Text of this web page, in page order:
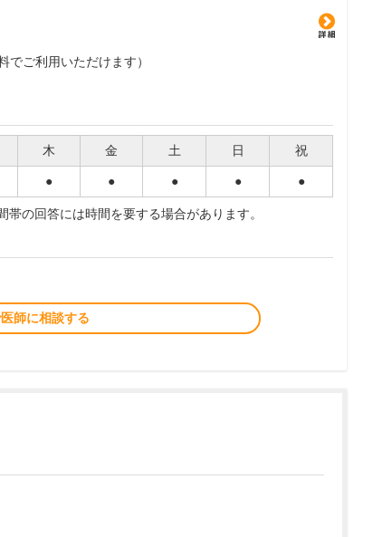
でご利用いただけます）
木 金 土 日 祝
● ● ● ● ●
の回答には時間を要する場合があります。
師に相談する